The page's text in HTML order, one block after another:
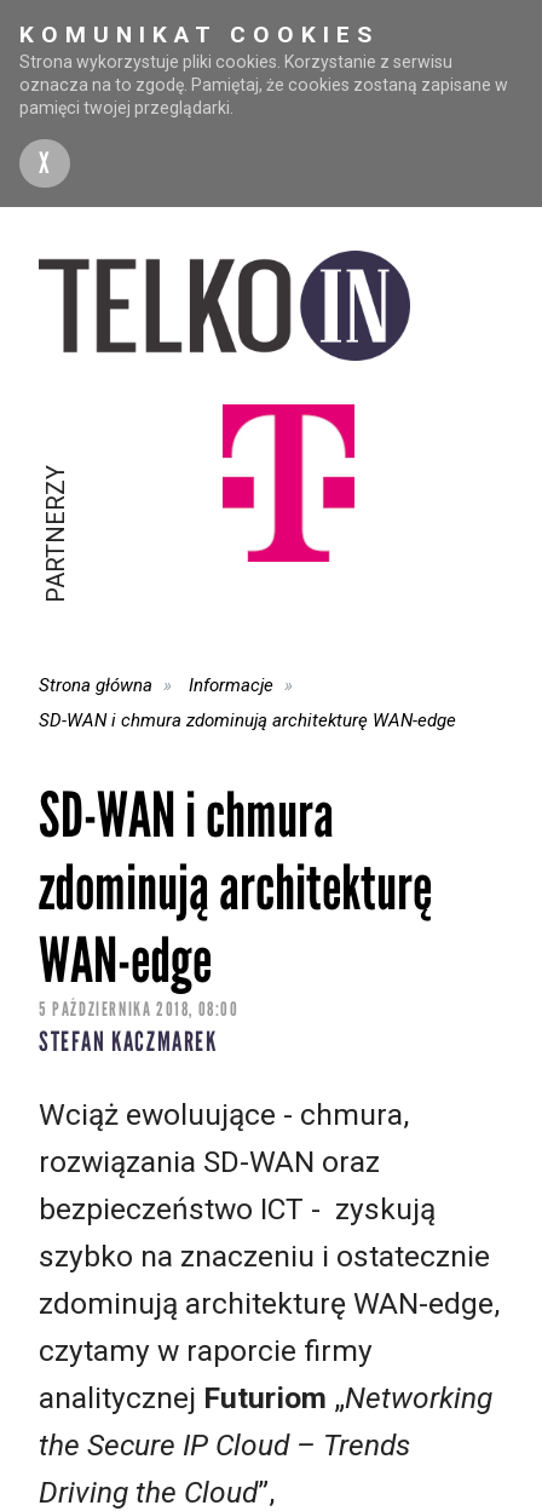
KOMUNIKAT COOKIES
Strona wykorzystuje pliki cookies. Korzystanie z serwisu
oznacza na to zgodę. Pamiętaj, że cookies zostaną zapisane w
pamięci twojej przeglądarki.
X
PARTNERZY
Strona główna
Informacje
SD-WAN i chmura zdominują architekturę WAN-edge
SD-WAN i chmura
zdominują architekturę
WAN-edge
5 PAŹDZIERNIKA 2018, 08:00
STEFAN KACZMAREK
Wciąż ewoluujące - chmura,
rozwiązania SD-WAN oraz
bezpieczeństwo ICT - zyskują
szybko na znaczeniu i ostatecznie
zdominują architekturę WAN-edge,
czytamy w raporcie firmy
analitycznej Futuriom „Networking
the Secure IP Cloud – Trends
Driving the Cloud”,